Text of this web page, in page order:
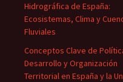
Hidrográfica de España:
Ecosistemas, Clima y
Fluviales
Conceptos Clave de
Desarrollo y Organización
Territorial en España y la